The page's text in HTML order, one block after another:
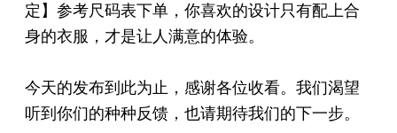
定】参考尺码表下单，你喜欢的设计只有配上合
身的衣服，才是让人满意的体验。
今天的发布到此为止，感谢各位收看。我们渴望
听到你们的种种反馈，也请期待我们的下一步。